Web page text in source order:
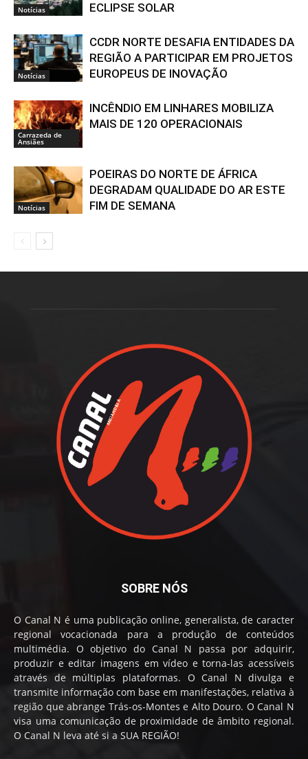
Notícias
ECLIPSE SOLAR
Notícias
CCDR NORTE DESAFIA ENTIDADES DA
REGIÃO A PARTICIPAR EM PROJETOS
EUROPEUS DE INOVAÇÃO
Carrazeda de
Ansiães
INCÊNDIO EM LINHARES MOBILIZA
MAIS DE 120 OPERACIONAIS
Notícias
POEIRAS DO NORTE DE ÁFRICA
DEGRADAM QUALIDADE DO AR ESTE
FIM DE SEMANA
SOBRE NÓS
O Canal N é uma publicação online, generalista, de caracter
regional vocacionada para a produção de conteúdos
multimédia. O objetivo do Canal N passa por adquirir,
produzir e editar imagens em vídeo e torna-las acessíveis
através de múltiplas plataformas. O Canal N divulga e
transmite informação com base em manifestações, relativa à
região que abrange Trás-os-Montes e Alto Douro. O Canal N
visa uma comunicação de proximidade de âmbito regional.
O Canal N leva até si a SUA REGIÃO!